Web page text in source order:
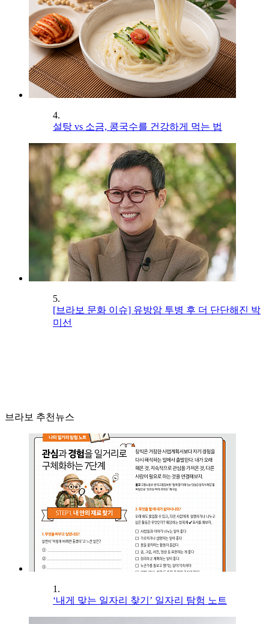
4.
설탕 vs 소금, 콩국수를 건강하게 먹는 법
5.
[브라보 문화 이슈] 유방암 투병 후 더 단단해진 박
미선
브라보 추천뉴스
1.
‘내게 맞는 일자리 찾기’ 일자리 탐험 노트